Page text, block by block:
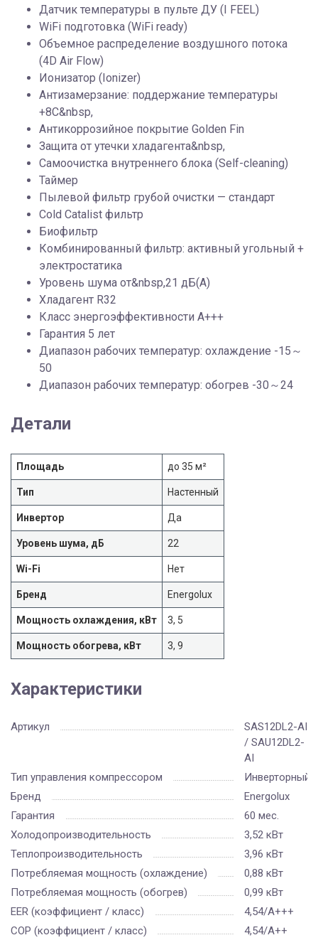
Датчик температуры в пульте ДУ (I FEEL)
WiFi подготовка (WiFi ready)
Объемное распределение воздушного потока
(4D Air Flow)
Ионизатор (Ionizer)
Антизамерзание: поддержание температуры
+8С&nbsp,
Антикоррозийное покрытие Golden Fin
Защита от утечки хладагента&nbsp,
Самоочистка внутреннего блока (Self-cleaning)
Таймер
Пылевой фильтр грубой очистки — стандарт
Cold Catalist фильтр
Биофильтр
Комбинированный фильтр: активный угольный +
электростатика
Уровень шума от&nbsp,21 дБ(А)
Хладагент R32
Класс энергоэффективности A+++
Гарантия 5 лет
Диапазон рабочих температур: охлаждение -15～
50
Диапазон рабочих температур: обогрев -30～24
Детали
Площадь до 35 м²
Тип Настенный
Инвертор Да
Уровень шума, дБ 22
Wi-Fi Нет
Бренд Energolux
Мощность охлаждения, кВт 3, 5
Мощность обогрева, кВт 3, 9
Характеристики
Артикул
SAS12DL2-AI
/ SAU12DL2-
AI
Тип управления компрессором
Инверторный
Бренд
Energolux
Гарантия
60 мес.
Холодопроизводительность
3,52 кВт
Теплопроизводительность
3,96 кВт
Потребляемая мощность (охлаждение)
0,88 кВт
Потребляемая мощность (обогрев)
0,99 кВт
EER (коэффициент / класс)
4,54/A+++
COP (коэффициент / класс)
4,54/A++